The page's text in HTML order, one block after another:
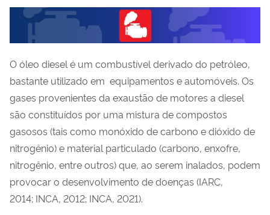
O óleo diesel é um combustível derivado do petróleo,
bastante utilizado em equipamentos e automóveis. Os
gases provenientes da exaustão de motores a diesel
são constituídos por uma mistura de compostos
gasosos (tais como monóxido de carbono e dióxido de
nitrogênio) e material particulado (carbono, enxofre,
nitrogênio, entre outros) que, ao serem inalados, podem
provocar o desenvolvimento de doenças (IARC,
2014; INCA, 2012; INCA, 2021).